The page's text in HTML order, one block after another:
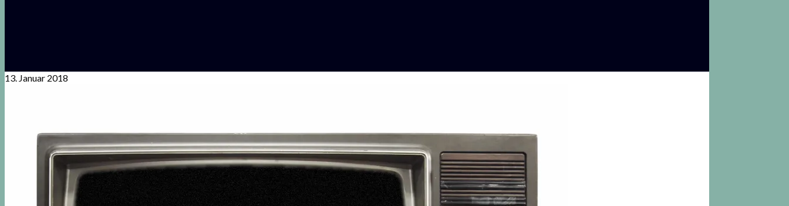
13. Januar 2018